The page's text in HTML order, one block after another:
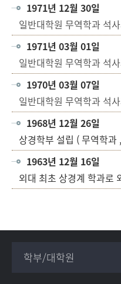
1971년 12월 30일
일반대학원 무역학과 석
1971년 03월 01일
일반대학원 무역학과 석
1970년 03월 07일
일반대학원 무역학과 석
1968년 12월 26일
상경학부 설립 ( 무역학과
1963년 12월 16일
외대 최초 상경계 학과로
학부/대학원